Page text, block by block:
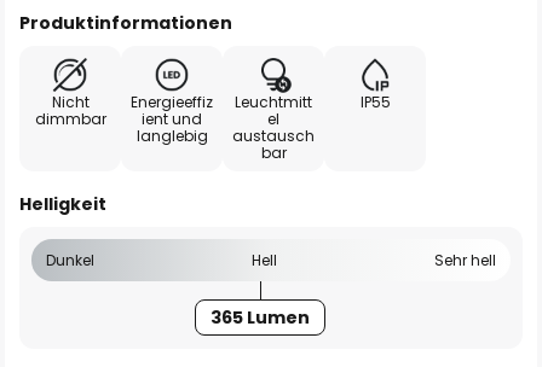
Produktinformationen
Nicht
dimmbar
Energieeffiz
ient und
langlebig
Leuchtmitt
el
austausch
bar
IP55
Helligkeit
Dunkel Hell Sehr hell
365 Lumen